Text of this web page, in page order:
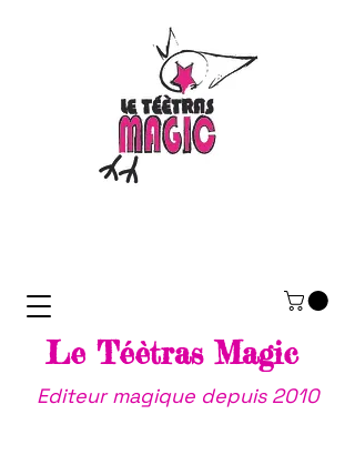
Le Téètras Magic
Editeur magique depuis 2010